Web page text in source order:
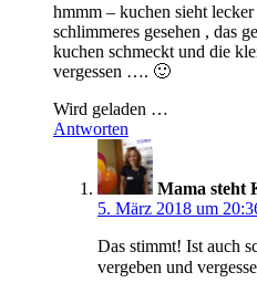
hmmm – kuchen sieht
schlimmeres gesehen , das
kuchen schmeckt und die
vergessen …. 🙂
Wird geladen …
Antworten
Mama steht
5. März 2018 um
Das stimmt! Ist auch
vergeben und